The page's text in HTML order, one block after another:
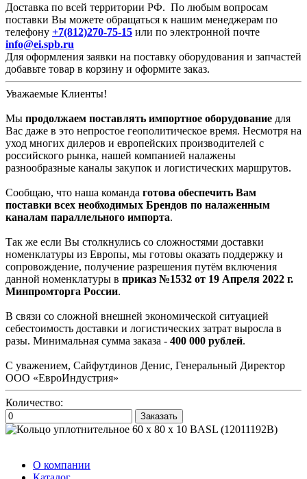
Доставка по всей территории РФ. По любым вопросам
поставки Вы можете обращаться к нашим менеджерам по
телефону +7(812)270-75-15 или по электронной почте
info@ei.spb.ru
Для оформления заявки на поставку оборудования и запчастей
добавьте товар в корзину и оформите заказ.
Уважаемые Клиенты!
Мы продолжаем поставлять импортное оборудование для
Вас даже в это непростое геополитическое время. Несмотря на
уход многих дилеров и европейских производителей с
российского рынка, нашей компанией налажены
разнообразные каналы закупок и логистических маршрутов.
Сообщаю, что наша команда готова обеспечить Вам
поставки всех необходимых Брендов по налаженным
каналам параллельного импорта.
Так же если Вы столкнулись со сложностями доставки
номенклатуры из Европы, мы готовы оказать поддержку и
сопровождение, получение разрешения путём включения
данной номенклатуры в приказ №1532 от 19 Апреля 2022 г.
Минпромторга России.
В связи со сложной внешней экономической ситуацией
себестоимость доставки и логистических затрат выросла в
разы. Минимальная сумма заказа - 400 000 рублей.
С уважением, Сайфутдинов Денис, Генеральный Директор
ООО «ЕвроИндустрия»
Количество:
Заказать
О компании